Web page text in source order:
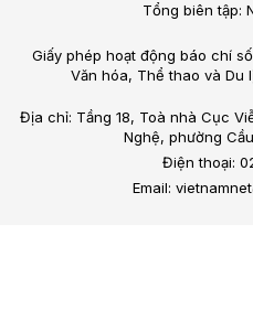
Tổng biên tập:
Giấy phép hoạt động báo chí
Văn hóa, Thể thao và Du
Địa chỉ: Tầng 18, Toà nhà Cục
Nghệ, phường
Điện thoại:
Email: